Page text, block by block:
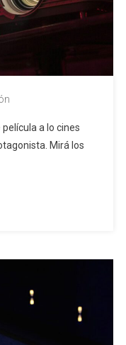
a lo cines
Mirá los